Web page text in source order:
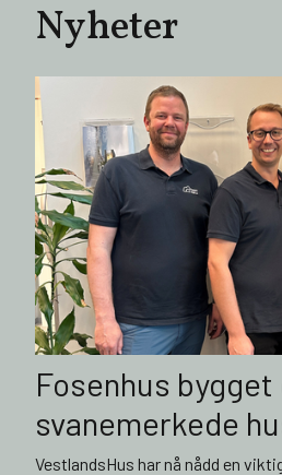
Nyheter
Fosenhus
svanemerkede
VestlandsHus har nå nådd en